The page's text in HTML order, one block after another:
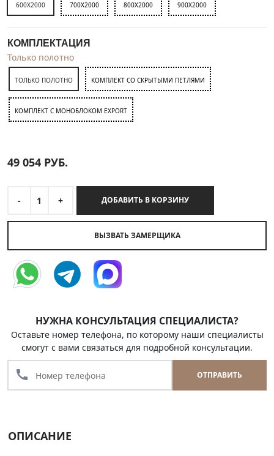
600X2000 700X2000 800X2000 900X2000
КОМПЛЕКТАЦИЯ
Только полотно
ТОЛЬКО ПОЛОТНО КОМПЛЕКТ СО СКРЫТЫМИ ПЕТЛЯМИ
КОМПЛЕКТ C МОНОБЛОКОМ EXPORT
49 054 РУБ.
- 1 + ДОБАВИТЬ В КОРЗИНУ
ВЫЗВАТЬ ЗАМЕРЩИКА
НУЖНА КОНСУЛЬТАЦИЯ СПЕЦИАЛИСТА?
Оставьте номер телефона, по которому наши специалисты
смогут с вами связаться для подробной консультации.
call ОТПРАВИТЬ
ОПИСАНИЕ